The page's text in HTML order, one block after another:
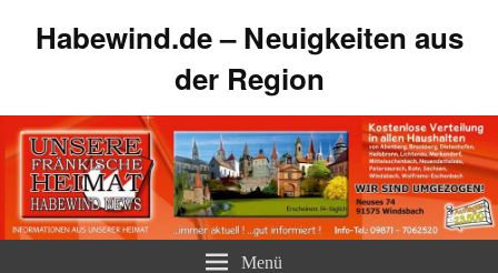
Habewind.de – Neuigkeiten aus
der Region
Menü